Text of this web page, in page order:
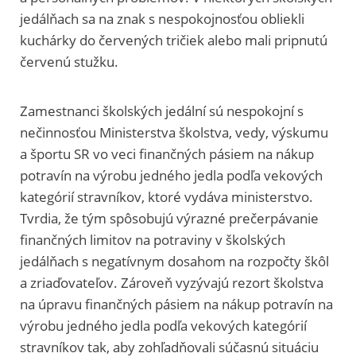
jedálňach sa na znak s nespokojnosťou obliekli
kuchárky do červených tričiek alebo mali pripnutú
červenú stužku.
Zamestnanci školských jedální sú nespokojní s
nečinnosťou Ministerstva školstva, vedy, výskumu
a športu SR vo veci finančných pásiem na nákup
potravín na výrobu jedného jedla podľa vekových
kategórií stravníkov, ktoré vydáva ministerstvo.
Tvrdia, že tým spôsobujú výrazné prečerpávanie
finančných limitov na potraviny v školských
jedálňach s negatívnym dosahom na rozpočty škôl
a zriaďovateľov. Zároveň vyzývajú rezort školstva
na úpravu finančných pásiem na nákup potravín na
výrobu jedného jedla podľa vekových kategórií
stravníkov tak, aby zohľadňovali súčasnú situáciu